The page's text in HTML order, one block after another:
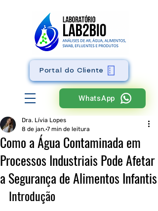
WhatsApp
Portal do Cliente
Como a Água Contaminada em
Processos Industriais Pode Afetar
a Segurança de Alimentos Infantis
Dra. Lívia Lopes
8 de jan. 7 min de leitura
Introdução